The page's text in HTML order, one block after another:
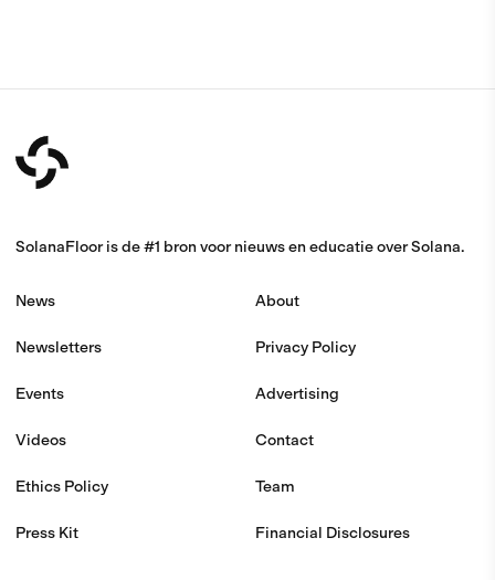
SolanaFloor is de #1 bron voor nieuws en educatie over Solana.
News
Newsletters
Events
Videos
Ethics Policy
Press Kit
About
Privacy Policy
Advertising
Contact
Team
Financial Disclosures